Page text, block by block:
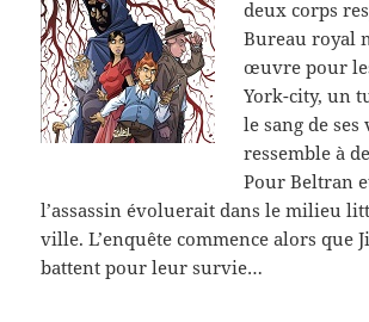
deux corps
Bureau royal
œuvre pour
York-city, un
le sang de ses
ressemble à
Pour Beltran
l’assassin évoluerait dans le milieu
ville. L’enquête commence alors que
battent pour leur survie…